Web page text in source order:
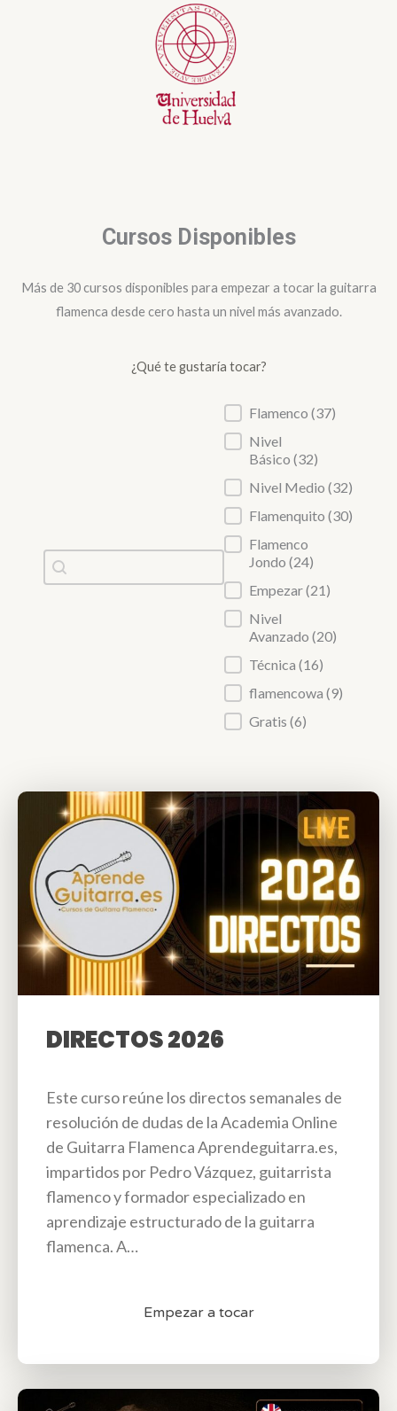
Cursos Disponibles
Más de 30 cursos disponibles para empezar a tocar la guitarra
flamenca desde cero hasta un nivel más avanzado.
¿Qué te gustaría tocar?
Buscador de Cursos
Search content
Cursos Disponibles
Flamenco (37)
Nivel
Básico (32)
Nivel Medio (32)
Flamenquito (30)
Flamenco
Jondo (24)
Empezar(21)
Nivel
Avanzado (20)
Técnica (16)
flamencowa (9)
Gratis (6)
DIRECTOS 2026
Este curso reúne los directos semanales de
resolución de dudas de la Academia Online
de Guitarra Flamenca Aprendeguitarra.es,
impartidos por Pedro Vázquez, guitarrista
flamenco y formador especializado en
aprendizaje estructurado de la guitarra
flamenca. A…
Empezar a tocar